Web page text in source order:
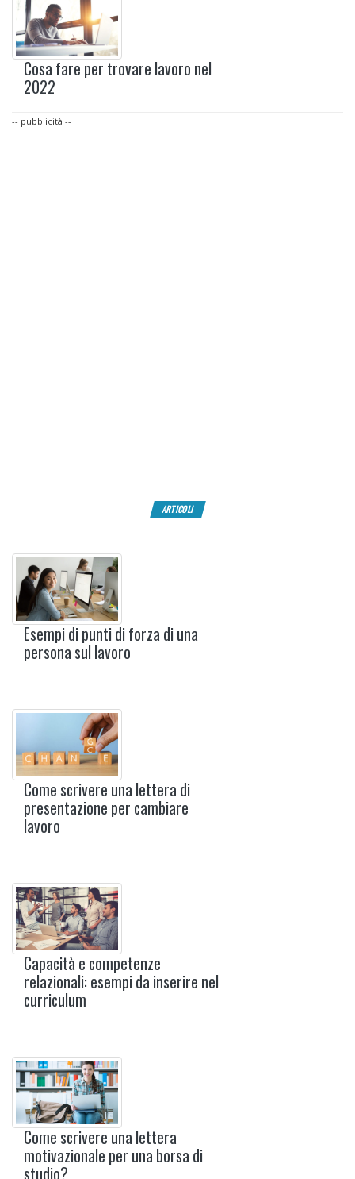
Cosa fare per trovare lavoro nel
2022
-- pubblicità --
ARTICOLI
Esempi di punti di forza di una
persona sul lavoro
Come scrivere una lettera di
presentazione per cambiare
lavoro
Capacità e competenze
relazionali: esempi da inserire nel
curriculum
Come scrivere una lettera
motivazionale per una borsa di
studio?